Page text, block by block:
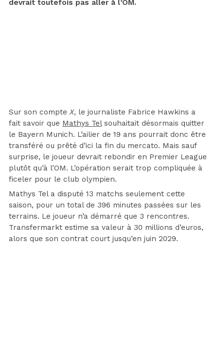
devrait toutefois pas aller à l’OM.
Sur son compte X, le journaliste Fabrice Hawkins a
fait savoir que Mathys Telsouhaitait désormais quitter
le Bayern Munich. L’ailier de 19 ans pourrait donc être
transféré ou prêté d’ici la fin du mercato. Mais sauf
surprise, le joueur devrait rebondir en Premier League
plutôt qu’à l’OM. L’opération serait trop compliquée à
ficeler pour le club olympien.
Mathys Tel a disputé 13 matchs seulement cette
saison, pour un total de 396 minutes passées sur les
terrains. Le joueur n’a démarré que 3 rencontres.
Transfermarkt estime sa valeur à 30 millions d’euros,
alors que son contrat court jusqu’en juin 2029.